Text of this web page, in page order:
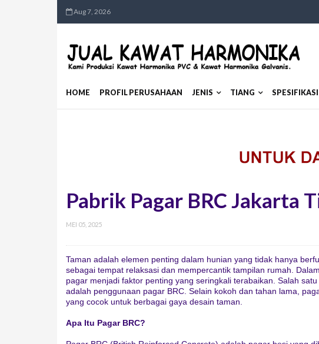
Aug 7, 2026
HOME PROFIL PERUSAHAAN JENIS TIANG SPESIFIKASI
Pabrik Pagar BRC Jakarta
MEI 05, 2025
Taman adalah elemen penting dalam hunian yang tidak hanya
sebagai tempat relaksasi dan mempercantik tampilan rumah.
pagar menjadi faktor penting yang seringkali terabaikan. Salah
adalah penggunaan pagar BRC. Selain kokoh dan tahan lama,
yang cocok untuk berbagai gaya desain taman.
Apa Itu Pagar BRC?